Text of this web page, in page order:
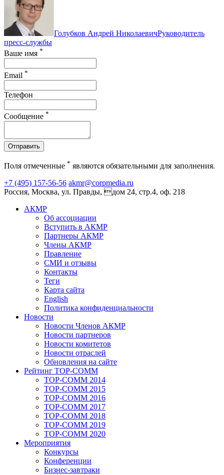
Голубков Андрей НиколаевичРуководитель
пресс-службы
Ваше имя *
Email *
Телефон
Сообщение *
Отправить
Поля отмеченные * являются обязательными для заполнения.
+7 (495) 157-56-56 akmr@corpmedia.ru
Россия, Москва, ул. Правды, дом 24, стр.4, оф. 218
АКМР
Об ассоциации
Вступить в АКМР
Партнеры АКМР
Члены АКМР
Правление
СМИ и отзывы
Контакты
Теги
Карта сайта
English
Политика конфиденциальности
Новости
Новости Членов АКМР
Новости партнеров
Новости комитетов
Новости отраслей
Обновления на сайте
Рейтинг TOP-COMM
TOP-COMM 2014
TOP-COMM 2015
TOP-COMM 2016
TOP-COMM 2017
TOP-COMM 2018
TOP-COMM 2019
TOP-COMM 2020
Мероприятия
Конкурсы
Конференции
Бизнес-завтраки